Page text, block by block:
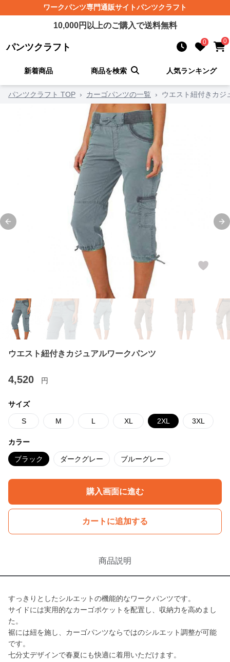
ワークパンツ専門通販サイトパンツクラフト
10,000円以上のご購入で送料無料
パンツクラフト 0 0
新着商品 商品を検索 人気ランキング
パンツクラフト TOP › カーゴパンツの一覧 › ウエスト紐付きカジ
Previous slide
ウエスト紐付きカジュアルワークパンツ
4,520 円
サイズ
S M L XL 2XL 3XL
カラー
ブラック ダークグレー ブルーグレー
購入画面に進む
カートに追加する
商品説明
すっきりとしたシルエットの機能的なワークパンツです。
サイドには実用的なカーゴポケットを配置し、収納力を高めまし
た。
裾には紐を施し、カーゴパンツならではのシルエット調整が可能
です。
七分丈デザインで春夏にも快適に着用いただけます。